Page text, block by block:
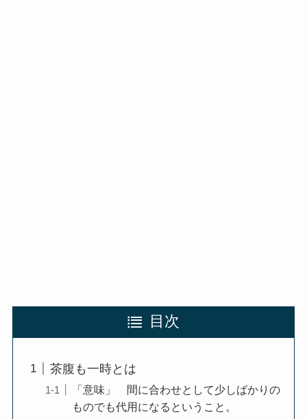
目次
茶腹も一時とは
「意味」 間に合わせとして少しばかりの
ものでも代用になるということ。